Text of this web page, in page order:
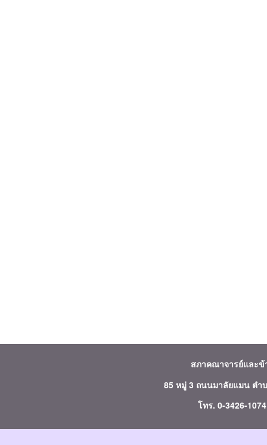
สภาคณาจารย์และ
85 หมู่ 3 ถนนมาลัยแมน ตำ
โทร. 0-3426-